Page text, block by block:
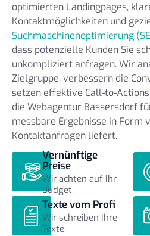
optimierten Landingpages,
Kontaktmöglichkeiten und
Suchmaschinenoptimierung
dass potenzielle Kunden Sie
unkompliziert anfragen. Wir
Zielgruppe, verbessern die
setzen effektive Call-to-
die Webagentur Bassersdorf
messbare Ergebnisse in Form
Kontaktanfragen liefert.
Vernünftige
Preise
Wir achten auf Ihr
Budget.
Texte vom Profi
Wir schreiben Ihre
Texte.